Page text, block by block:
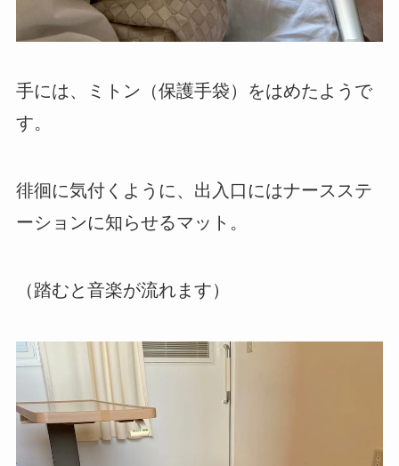
手には、ミトン（保護手袋）をはめたようで
す。
徘徊に気付くように、出入口にはナースステ
ーションに知らせるマット。
（踏むと音楽が流れます）